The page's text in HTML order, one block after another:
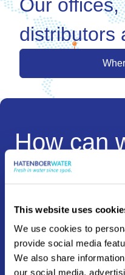
This website uses
We use cookies to
provide social media
We also share
our social media,
Our offices,
distributors
How can
Whether you need
any other question,
Neem contact op